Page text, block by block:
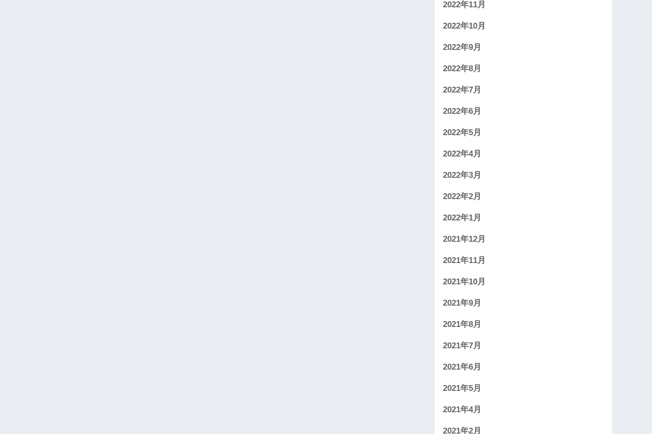
2022年11月
2022年10月
2022年9月
2022年8月
2022年7月
2022年6月
2022年5月
2022年4月
2022年3月
2022年2月
2022年1月
2021年12月
2021年11月
2021年10月
2021年9月
2021年8月
2021年7月
2021年6月
2021年5月
2021年4月
2021年2月